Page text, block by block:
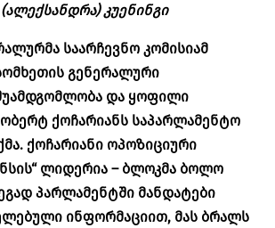
კუენინგი
საარჩევნო კომისიამ
გენერალური
და ყოფილი
ქოჩარიანს საპარლამენტო
ქოჩარიანი ოპოზიციური
ლიდერია – ბლოკმა ბოლო
პარლამენტში მანდატები
ინფორმაციით, მას ბრალს